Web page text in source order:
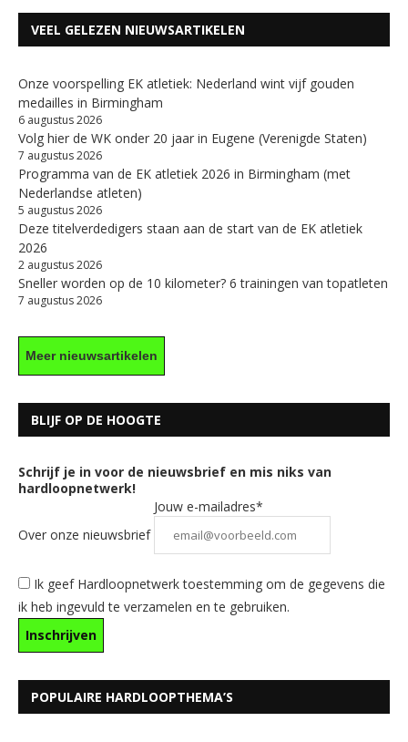
VEEL GELEZEN NIEUWSARTIKELEN
Onze voorspelling EK atletiek: Nederland wint vijf gouden
medailles in Birmingham
6 augustus 2026
Volg hier de WK onder 20 jaar in Eugene (Verenigde Staten)
7 augustus 2026
Programma van de EK atletiek 2026 in Birmingham (met
Nederlandse atleten)
5 augustus 2026
Deze titelverdedigers staan aan de start van de EK atletiek
2026
2 augustus 2026
Sneller worden op de 10 kilometer? 6 trainingen van topatleten
7 augustus 2026
Meer nieuwsartikelen
BLIJF OP DE HOOGTE
Schrijf je in voor de nieuwsbrief en mis niks van
hardloopnetwerk!
Over onze nieuwsbrief
Jouw e-mailadres*
Ik geef Hardloopnetwerk toestemming om de gegevens die
ik heb ingevuld te verzamelen en te gebruiken.
POPULAIRE HARDLOOPTHEMA’S